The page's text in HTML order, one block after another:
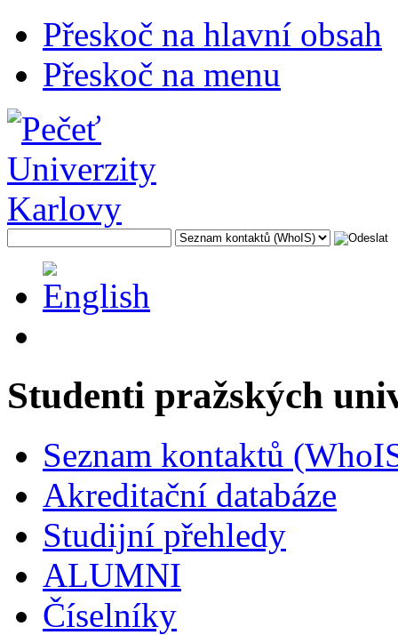
Přeskoč na hlavní obsah
Přeskoč na menu
Studenti pražských
Seznam kontaktů
Akreditační databáze
Studijní přehledy
ALUMNI
Číselníky